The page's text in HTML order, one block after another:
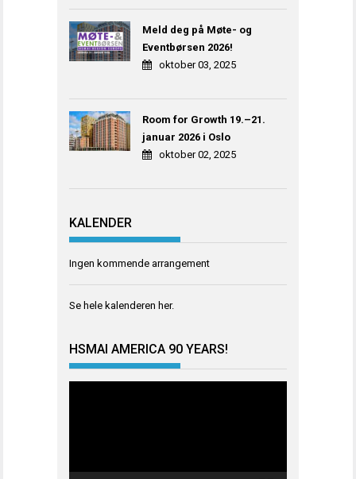
Meld deg på Møte- og
Eventbørsen 2026!
oktober 03, 2025
Room for Growth 19.–21.
januar 2026 i Oslo
oktober 02, 2025
KALENDER
Ingen kommende arrangement
Se hele kalenderen her.
HSMAI AMERICA 90 YEARS!